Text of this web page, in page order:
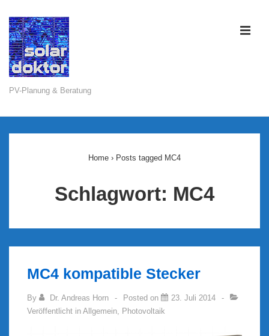
Zum
Inhalt
PV-Planung & Beratung
Home › Posts tagged MC4
Schlagwort: MC4
MC4 kompatible Stecker
By Dr. Andreas Horn Posted on
23. Juli 2014
Veröffentlicht in Allgemein, Photovoltaik